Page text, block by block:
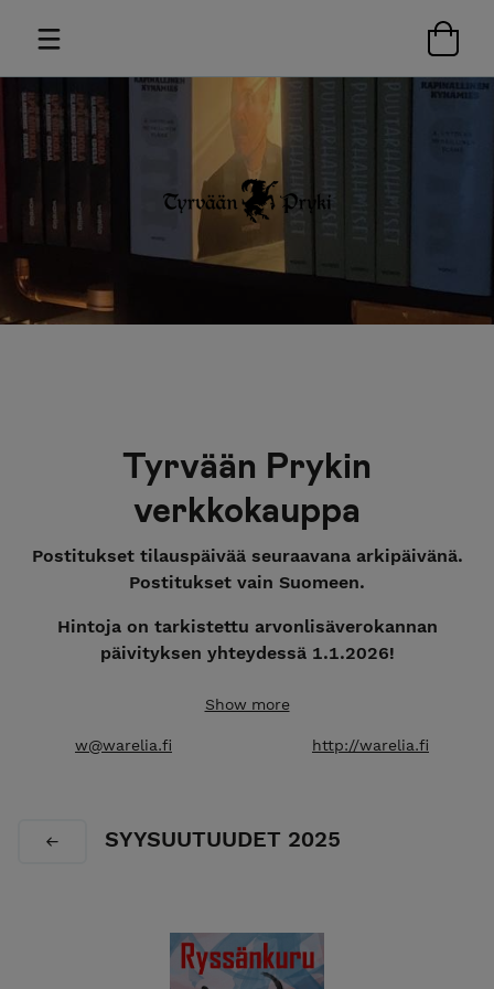
Tyrvään Prykin
verkkokauppa
Postitukset tilauspäivää seuraavana arkipäivänä.
Postitukset vain Suomeen.
Hintoja on tarkistettu arvonlisäverokannan
päivityksen yhteydessä 1.1.2026!
Tervetuloa kirjaostoksille! Tämä on Warelia-
saat Warelian kirjat nopeammin kuin mistään
sinulle nopeasti ilman ylimääräisiä välikäsiä.
kivijalkakauppa Tyrvään Pryki Suomen
kirjapääkaupungin Sastamalan Kirjakorttelissa,
Show more
w@warelia.fi http://warelia.fi
SYYSUUTUUDET 2025